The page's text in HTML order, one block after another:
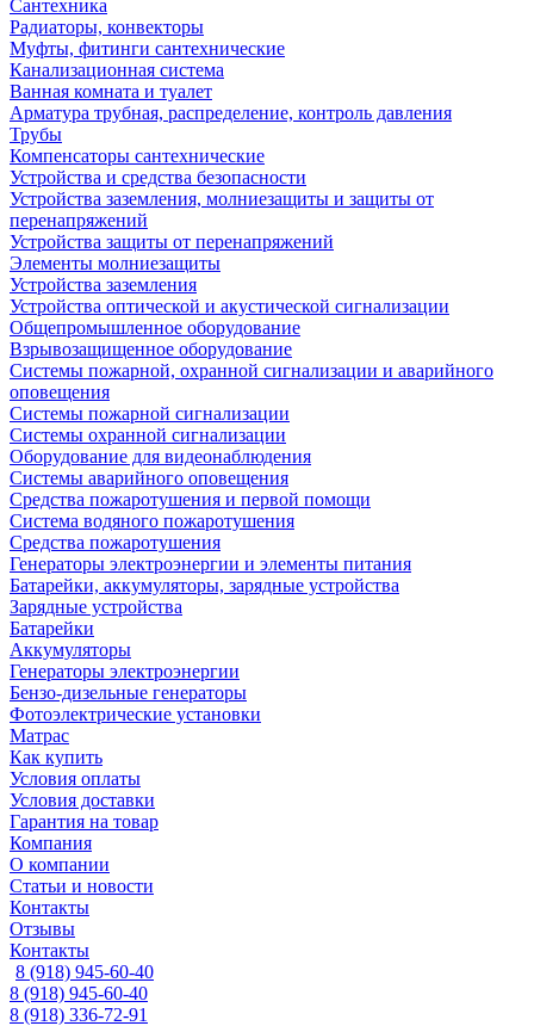
Сантехника
Радиаторы, конвекторы
Муфты, фитинги сантехнические
Канализационная система
Ванная комната и туалет
Арматура трубная, распределение, контроль давления
Трубы
Компенсаторы сантехнические
Устройства и средства безопасности
Устройства заземления, молниезащиты и защиты от
перенапряжений
Устройства защиты от перенапряжений
Элементы молниезащиты
Устройства заземления
Устройства оптической и акустической сигнализации
Общепромышленное оборудование
Взрывозащищенное оборудование
Системы пожарной, охранной сигнализации и аварийного
оповещения
Системы пожарной сигнализации
Системы охранной сигнализации
Оборудование для видеонаблюдения
Системы аварийного оповещения
Средства пожаротушения и первой помощи
Система водяного пожаротушения
Средства пожаротушения
Генераторы электроэнергии и элементы питания
Батарейки, аккумуляторы, зарядные устройства
Зарядные устройства
Батарейки
Аккумуляторы
Генераторы электроэнергии
Бензо-дизельные генераторы
Фотоэлектрические установки
Матрас
Как купить
Условия оплаты
Условия доставки
Гарантия на товар
Компания
О компании
Статьи и новости
Контакты
Отзывы
Контакты
8 (918) 945-60-40
8 (918) 945-60-40
8 (918) 336-72-91